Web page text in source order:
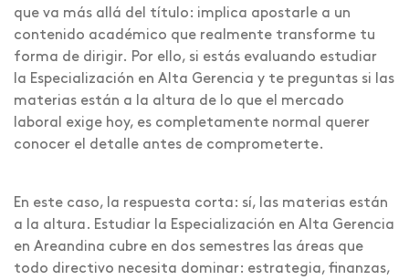
que va más allá del título: implica apostarle a un
contenido académico que realmente transforme tu
forma de dirigir. Por ello, si estás evaluando estudiar
la Especialización en Alta Gerencia y te preguntas si las
materias están a la altura de lo que el mercado
laboral exige hoy, es completamente normal querer
conocer el detalle antes de comprometerte.
En este caso, la respuesta corta: sí, las materias están
a la altura. Estudiar la Especialización en Alta Gerencia
en Areandina cubre en dos semestres las áreas que
todo directivo necesita dominar: estrategia, finanzas,